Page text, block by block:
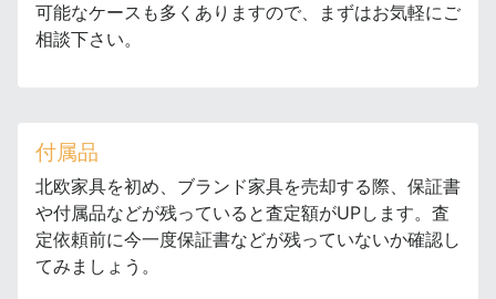
可能なケースも多くありますので、まずはお気軽にご
相談下さい。
付属品
北欧家具を初め、ブランド家具を売却する際、保証書
や付属品などが残っていると査定額がUPします。査
定依頼前に今一度保証書などが残っていないか確認し
てみましょう。